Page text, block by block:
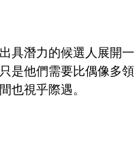
具潛力的候選人展開一
是他們需要比偶像多領
也視乎際遇。